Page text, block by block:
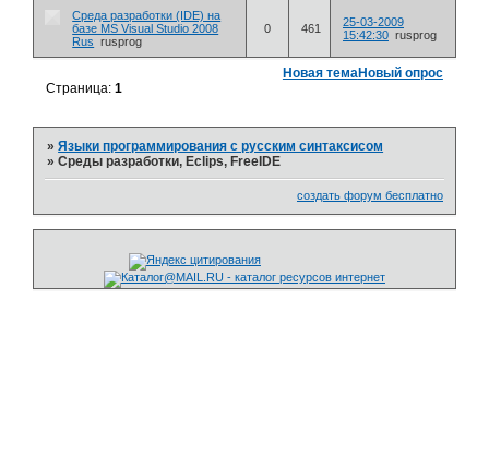
Среда разработки (IDE) на
базе MS Visual Studio 2008
Rus
rusprog
0 461
25-03-2009
15:42:30 rusprog
Новая темаНовый опрос
Страница:1
»Языки программирования с русским синтаксисом
»Среды разработки, Eclips, FreeIDE
создать форум бесплатно